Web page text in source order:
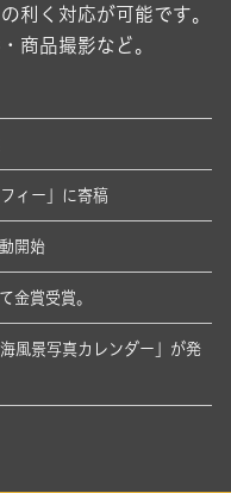
利く対応が可能です。
商品撮影など。
ィー」に寄稿
開始
金賞受賞。
風景写真カレンダー」が発